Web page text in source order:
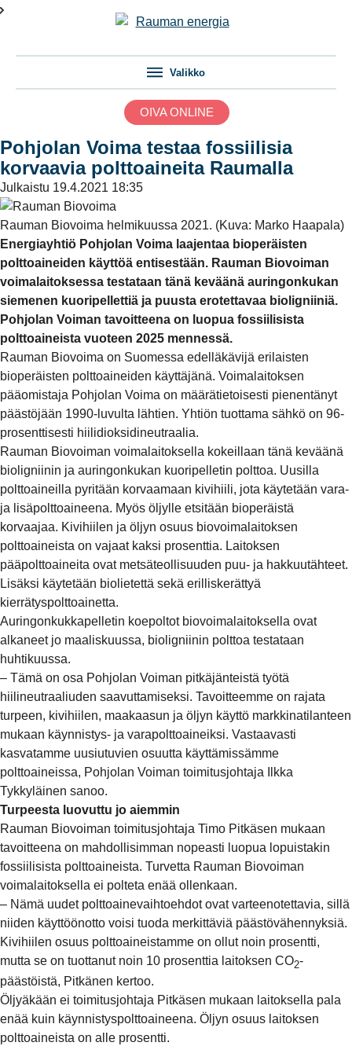
Valikko
OIVA ONLINE
Pohjolan Voima testaa fossiilisia
korvaavia polttoaineita Raumalla
Julkaistu 19.4.2021 18:35
Rauman Biovoima helmikuussa 2021. (Kuva: Marko Haapala)
Energiayhtiö Pohjolan Voima laajentaa bioperäisten
polttoaineiden käyttöä entisestään. Rauman Biovoiman
voimalaitoksessa testataan tänä keväänä auringonkukan
siemenen kuoripellettiä ja puusta erotettavaa bioligniiniä.
Pohjolan Voiman tavoitteena on luopua fossiilisista
polttoaineista vuoteen 2025 mennessä.
Rauman Biovoima on Suomessa edelläkävijä erilaisten
bioperäisten polttoaineiden käyttäjänä. Voimalaitoksen
pääomistaja Pohjolan Voima on määrätietoisesti pienentänyt
päästöjään 1990-luvulta lähtien. Yhtiön tuottama sähkö on 96-
prosenttisesti hiilidioksidineutraalia.
Rauman Biovoiman voimalaitoksella kokeillaan tänä keväänä
bioligniinin ja auringonkukan kuoripelletin polttoa. Uusilla
polttoaineilla pyritään korvaamaan kivihiili, jota käytetään vara-
ja lisäpolttoaineena. Myös öljylle etsitään bioperäistä
korvaajaa. Kivihiilen ja öljyn osuus biovoimalaitoksen
polttoaineista on vajaat kaksi prosenttia. Laitoksen
pääpolttoaineita ovat metsäteollisuuden puu- ja hakkuutähteet.
Lisäksi käytetään biolietettä sekä erilliskerättyä
kierrätyspolttoainetta.
Auringonkukkapelletin koepoltot biovoimalaitoksella ovat
alkaneet jo maaliskuussa, bioligniinin polttoa testataan
huhtikuussa.
– Tämä on osa Pohjolan Voiman pitkäjänteistä työtä
hiilineutraaliuden saavuttamiseksi. Tavoitteemme on rajata
turpeen, kivihiilen, maakaasun ja öljyn käyttö markkinatilanteen
mukaan käynnistys- ja varapolttoaineiksi. Vastaavasti
kasvatamme uusiutuvien osuutta käyttämissämme
polttoaineissa, Pohjolan Voiman toimitusjohtaja Ilkka
Tykkyläinen sanoo.
Turpeesta luovuttu jo aiemmin
Rauman Biovoiman toimitusjohtaja Timo Pitkäsen mukaan
tavoitteena on mahdollisimman nopeasti luopua lopuistakin
fossiilisista polttoaineista. Turvetta Rauman Biovoiman
voimalaitoksella ei polteta enää ollenkaan.
– Nämä uudet polttoainevaihtoehdot ovat varteenotettavia, sillä
niiden käyttöönotto voisi tuoda merkittäviä päästövähennyksiä.
Kivihiilen osuus polttoaineistamme on ollut noin prosentti,
mutta se on tuottanut noin 10 prosenttia laitoksen CO2-
päästöistä, Pitkänen kertoo.
Öljyäkään ei toimitusjohtaja Pitkäsen mukaan laitoksella pala
enää kuin käynnistyspolttoaineena. Öljyn osuus laitoksen
polttoaineista on alle prosentti.